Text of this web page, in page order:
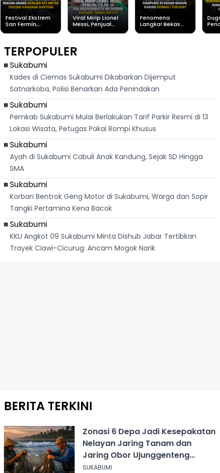
Festival Ekstrem
San Fermín,
Banteng
Viral Mirip Lionel
Messi, Penjual
"Bang Messi"
Fenomena
Langka! Bekas
TERPOPULER
Sukabumi
Kades di Ciemas Sukabumi Dikabarkan Dijemput
Satnarkoba, Polisi Benarkan Ada Penindakan
Sukabumi
Pemkab Sukabumi Mulai Berlakukan Tarif Parkir Resmi di 13
Lokasi Wisata, Petugas Pakai Rompi Khusus
Sukabumi
Ayah di Sukabumi Cabuli Anak Kandung, Sejak SD Hingga
SMA
Sukabumi
Korban Bentrok Geng Motor di Sukabumi, Warga dan Sopir
Tangki Pertamina Kena Bacok
Sukabumi
KKU Angkot 09 Sukabumi Minta Dishub Jabar Tertibkan
Trayek Ciawi-Cicurug: Ancam Mogok Narik
BERITA TERKINI
Zonasi 6 Depa Jadi Kesepakatan
Nelayan Jaring Tanam dan
Jaring Obor Ujunggenteng
Sukabumi
SUKABUMI